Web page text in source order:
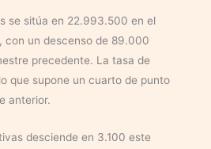
se sitúa en 22.993.500 en el
un descenso de 89.000
precedente. La tasa de
que supone un cuarto de punto
anterior.
desciende en 3.100 este